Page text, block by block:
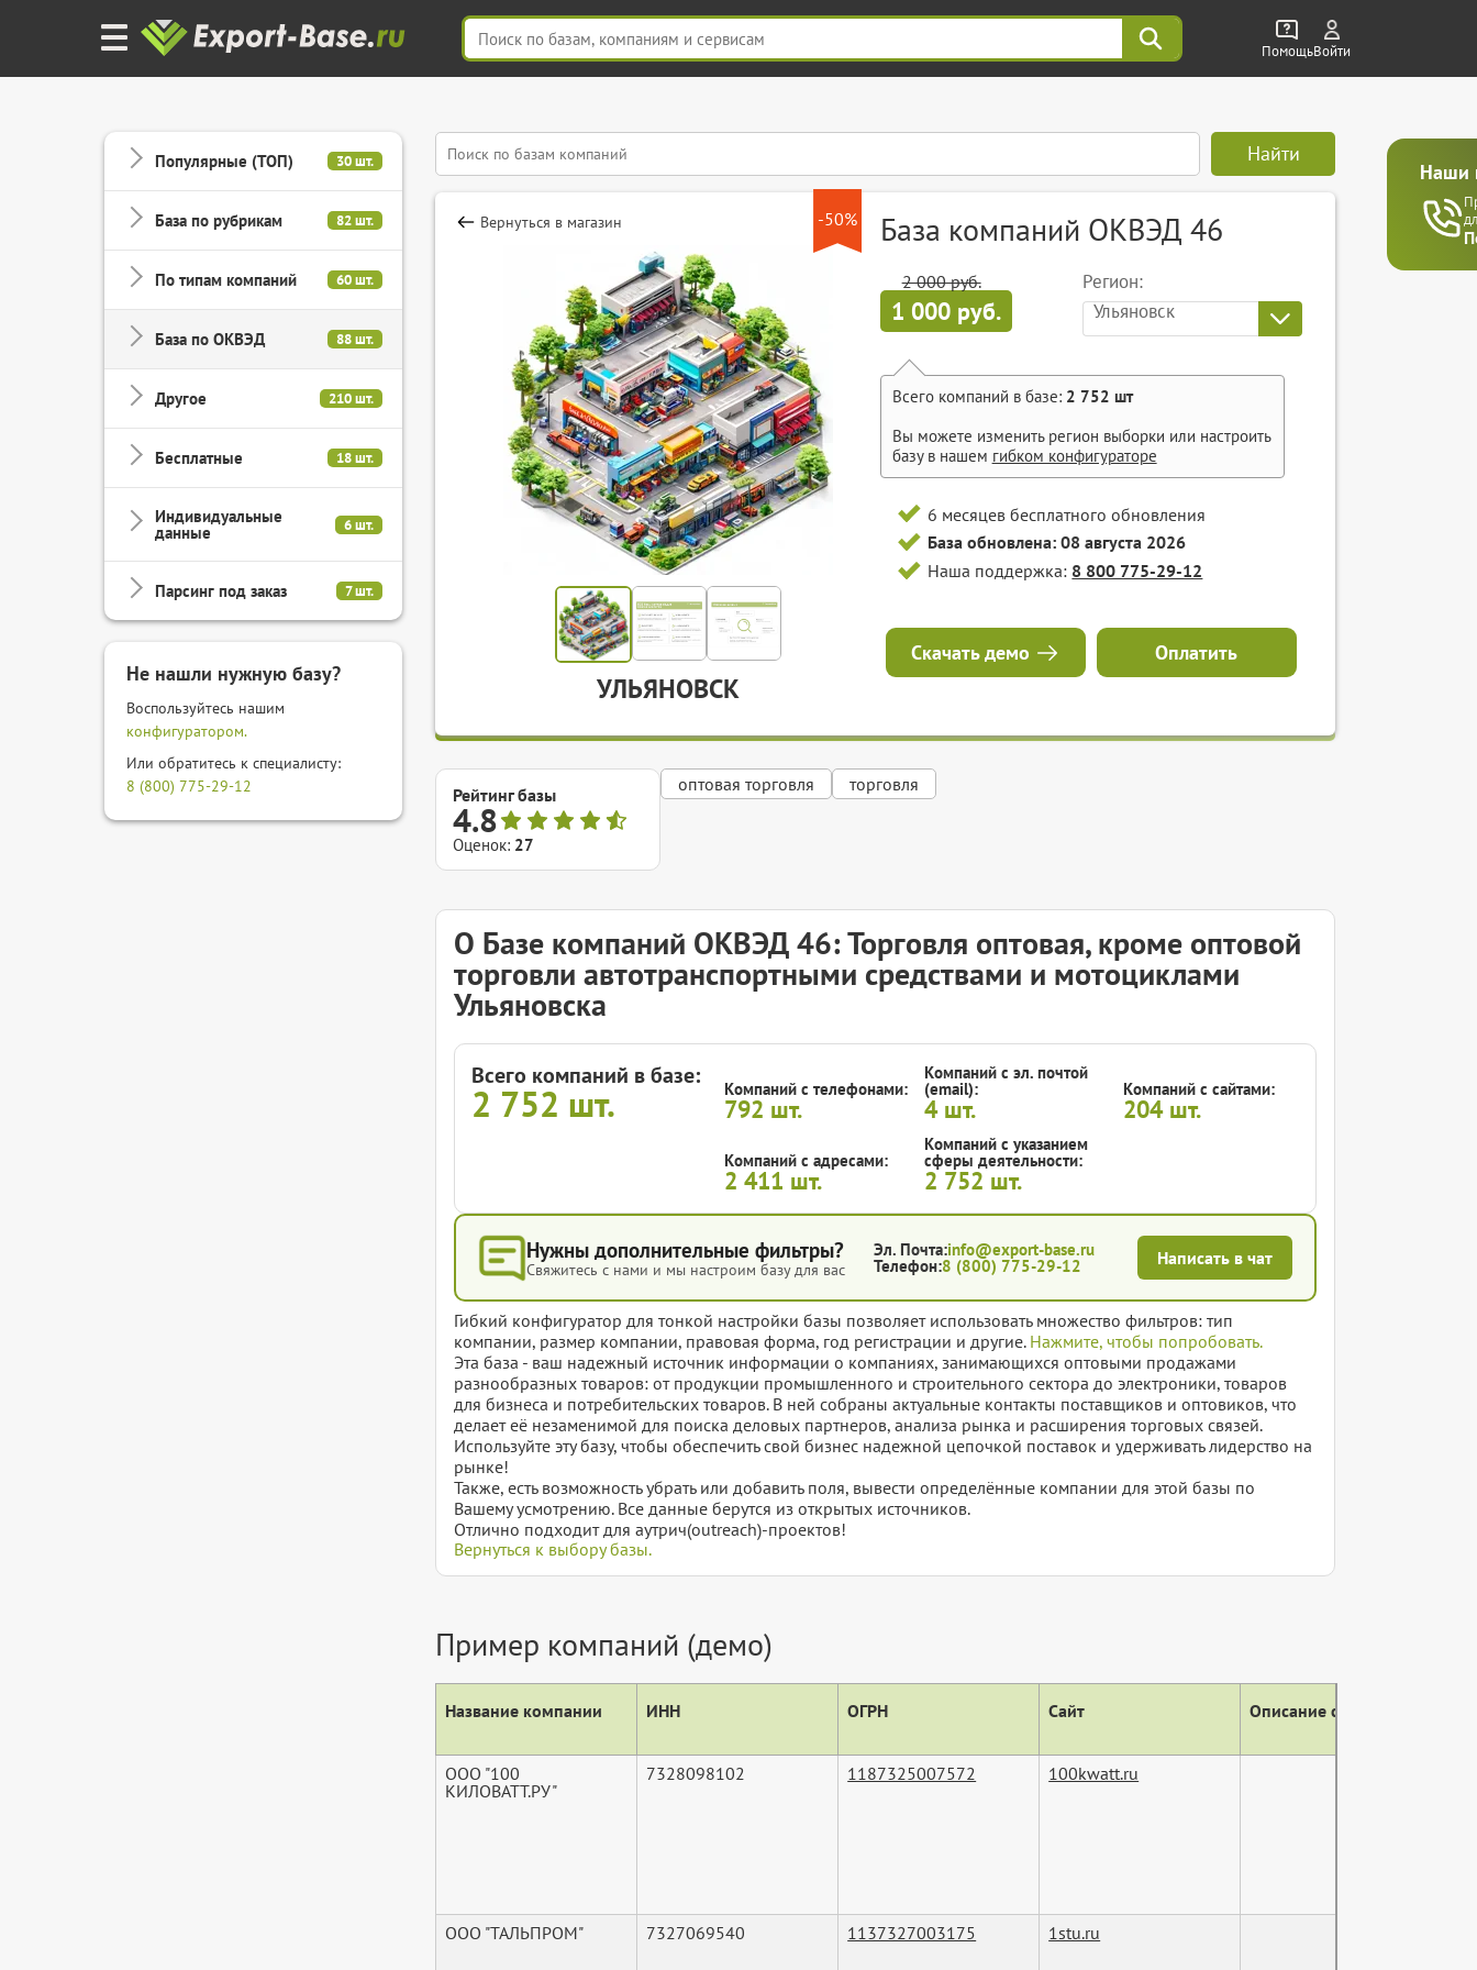
ПомощьВойти
Наши
Популярные (ТОП) 30 шт.
База по рубрикам 82 шт.
По типам компаний 60 шт.
База по ОКВЭД 88 шт.
Другое 210 шт.
Бесплатные 18 шт.
Индивидуальные
данные 6 шт.
Парсинг под заказ 7 шт.
Не нашли нужную базу?
Воспользуйтесь нашим
конфигуратором.
Или обратитесь к специалисту:
8 (800) 775-29-12
Найти
-50%
Вернуться в магазин
УЛЬЯНОВСК
База компаний ОКВЭД 46
2 000 руб.
1 000 руб.
Регион:
Ульяновск
Всего компаний в базе: 2 752 шт
Вы можете изменить регион выборки или настроить
базу в нашем гибком конфигураторе
6 месяцев бесплатного обновления
База обновлена: 08 августа 2026
Наша поддержка: 8 800 775-29-12
Скачать демо Оплатить
Рейтинг базы
4.8
Оценок: 27
оптовая торговля торговля
О Базе компаний ОКВЭД 46: Торговля оптовая, кроме оптовой
торговли автотранспортными средствами и мотоциклами
Ульяновска
Всего компаний в базе:
2 752 шт. Компаний с телефонами:
792 шт.
Компаний с эл. почтой
(email):
4 шт.
Компаний с сайтами:
204 шт.
Компаний с адресами:
2 411 шт.
Компаний с указанием
сферы деятельности:
2 752 шт.
Нужны дополнительные фильтры?
Свяжитесь с нами и мы настроим базу для вас
Эл. Почта:info@export-base.ru
Телефон:8 (800) 775-29-12 Написать в чат
Гибкий конфигуратор для тонкой настройки базы позволяет использовать множество фильтров: тип
компании, размер компании, правовая форма, год регистрации и другие. Нажмите, чтобы попробовать.
Эта база - ваш надежный источник информации о компаниях, занимающихся оптовыми продажами
разнообразных товаров: от продукции промышленного и строительного сектора до электроники, товаров
для бизнеса и потребительских товаров. В ней собраны актуальные контакты поставщиков и оптовиков, что
делает её незаменимой для поиска деловых партнеров, анализа рынка и расширения торговых связей.
Используйте эту базу, чтобы обеспечить свой бизнес надежной цепочкой поставок и удерживать лидерство на
рынке!
Также, есть возможность убрать или добавить поля, вывести определённые компании для этой базы по
Вашему усмотрению. Все данные берутся из открытых источников.
Отлично подходит для аутрич(outreach)-проектов!
Вернуться к выбору базы.
Пример компаний (демо)
Название компании ИНН ОГРН Сайт Описание сайта (тег
ООО "100
КИЛОВАТТ.РУ"
7328098102 1187325007572 100kwatt.ru
ООО "ТАЛЬПРОМ" 7327069540 1137327003175 1stu.ru